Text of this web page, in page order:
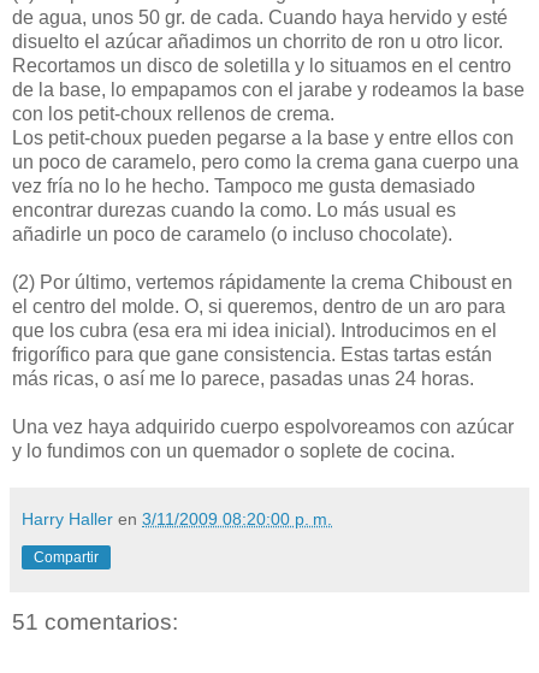
de agua, unos 50 gr. de cada. Cuando haya hervido y esté
disuelto el azúcar añadimos un chorrito de ron u otro licor.
Recortamos un disco de soletilla y lo situamos en el centro
de la base, lo empapamos con el jarabe y rodeamos la base
con los petit-choux rellenos de crema.
Los petit-choux pueden pegarse a la base y entre ellos con
un poco de caramelo, pero como la crema gana cuerpo una
vez fría no lo he hecho. Tampoco me gusta demasiado
encontrar durezas cuando la como. Lo más usual es
añadirle un poco de caramelo (o incluso chocolate).
(2) Por último, vertemos rápidamente la crema Chiboust en
el centro del molde. O, si queremos, dentro de un aro para
que los cubra (esa era mi idea inicial). Introducimos en el
frigorífico para que gane consistencia. Estas tartas están
más ricas, o así me lo parece, pasadas unas 24 horas.
Una vez haya adquirido cuerpo espolvoreamos con azúcar
y lo fundimos con un quemador o soplete de cocina.
Harry Haller en 3/11/2009 08:20:00 p. m.
Compartir
51 comentarios: